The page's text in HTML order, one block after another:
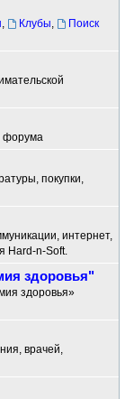
, Клубы,
Поиск
форума
покупки,
интернет,
Hard-n-Soft.
здоровья"
здоровья»
врачей,